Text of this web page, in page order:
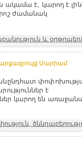
ակամա է, կարող է
ժամանակ
և
Մարիամ
անընդհատ
է
կարող են